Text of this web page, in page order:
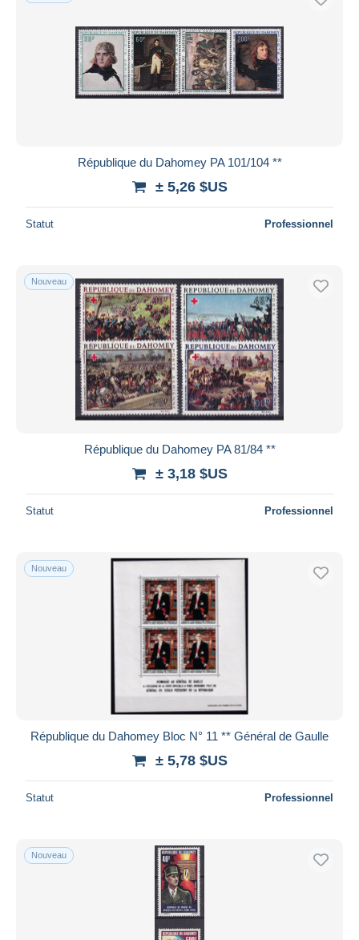
République du Dahomey PA 101/104 **
± 5,26 $US
Statut Professionnel
Nouveau
République du Dahomey PA 81/84 **
± 3,18 $US
Statut Professionnel
Nouveau
République du Dahomey Bloc N° 11 ** Général de Gaulle
± 5,78 $US
Statut Professionnel
Nouveau